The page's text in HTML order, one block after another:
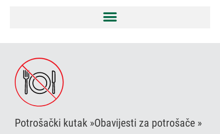
Potrošački kutak »Obavijesti za potrošače »